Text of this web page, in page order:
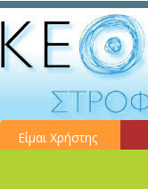
Είμαι Χρήστης